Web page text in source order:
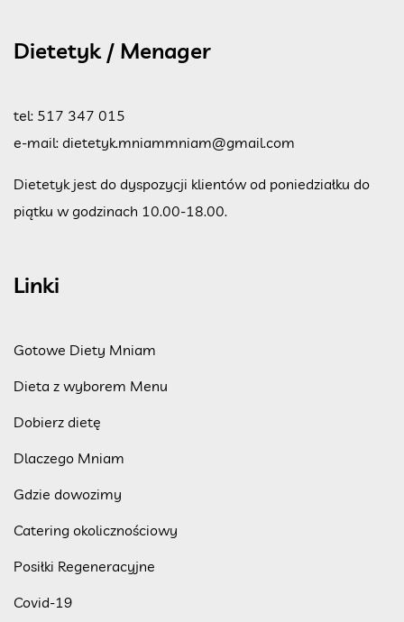
Dietetyk / Menager
tel: 517 347 015
e-mail: dietetyk.mniammniam@gmail.com
Dietetyk jest do dyspozycji klientów od poniedziałku do
piątku w godzinach 10.00-18.00.
Linki
Gotowe Diety Mniam
Dieta z wyborem Menu
Dobierz dietę
Dlaczego Mniam
Gdzie dowozimy
Catering okolicznościowy
Posiłki Regeneracyjne
Covid-19